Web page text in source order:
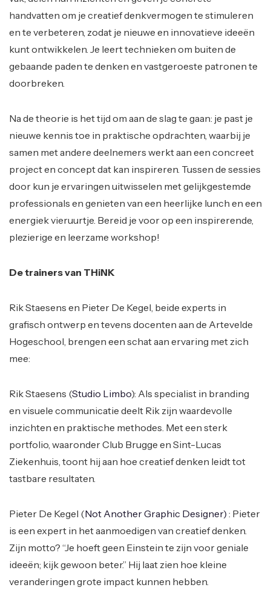
handvatten om je creatief denkvermogen te stimuleren
en te verbeteren, zodat je nieuwe en innovatieve ideeën
kunt ontwikkelen. Je leert technieken om buiten de
gebaande paden te denken en vastgeroeste patronen te
doorbreken.
Na de theorie is het tijd om aan de slag te gaan: je past je
nieuwe kennis toe in praktische opdrachten, waarbij je
samen met andere deelnemers werkt aan een concreet
project en concept dat kan inspireren. Tussen de sessies
door kun je ervaringen uitwisselen met gelijkgestemde
professionals en genieten van een heerlijke lunch en een
energiek vieruurtje. Bereid je voor op een inspirerende,
plezierige en leerzame workshop!
De trainers van THiNK
Rik Staesens en Pieter De Kegel, beide experts in
grafisch ontwerp en tevens docenten aan de Artevelde
Hogeschool, brengen een schat aan ervaring met zich
mee:
Rik Staesens (Studio Limbo): Als specialist in branding
en visuele communicatie deelt Rik zijn waardevolle
inzichten en praktische methodes. Met een sterk
portfolio, waaronder Club Brugge en Sint-Lucas
Ziekenhuis, toont hij aan hoe creatief denken leidt tot
tastbare resultaten.
Pieter De Kegel (Not Another Graphic Designer) : Pieter
is een expert in het aanmoedigen van creatief denken.
Zijn motto? “Je hoeft geen Einstein te zijn voor geniale
ideeën; kijk gewoon beter.” Hij laat zien hoe kleine
veranderingen grote impact kunnen hebben.